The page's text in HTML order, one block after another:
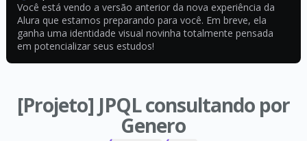
Você está vendo a versão anterior da nova experiência da
Alura que estamos preparando para você. Em breve, ela
ganha uma identidade visual novinha totalmente pensada
em potencializar seus estudos!
[Projeto] JPQL consultando por
Genero